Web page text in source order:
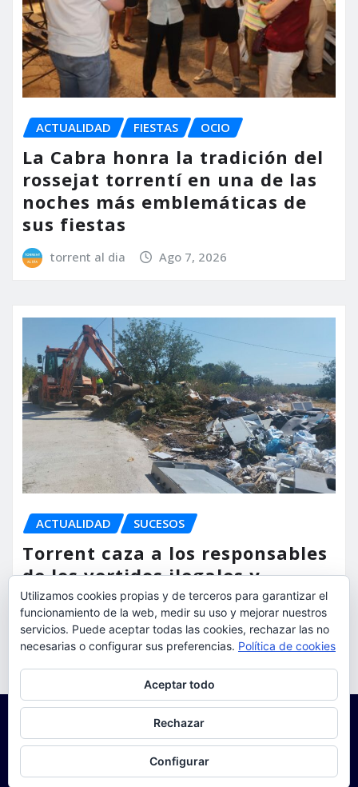
ACTUALIDAD FIESTAS OCIO
La Cabra honra la tradición del
rossejat torrentí en una de las
noches más emblemáticas de
sus fiestas
torrent al dia Ago 7, 2026
ACTUALIDAD SUCESOS
Torrent caza a los responsables
de los vertidos ilegales y
endurece las sanciones
torrent al dia Ago 7, 2026
Utilizamos cookies propias y de terceros para garantizar el
funcionamiento de la web, medir su uso y mejorar nuestros
servicios. Puede aceptar todas las cookies, rechazar las no
necesarias o configurar sus preferencias. Política de cookies
Aceptar todo
Rechazar
Configurar
Para obtener más información, incluido cómo gestionar las cookies,